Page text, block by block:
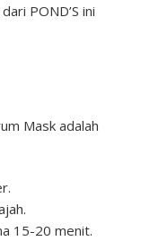
POND’S ini
Mask adalah
15-20 menit.